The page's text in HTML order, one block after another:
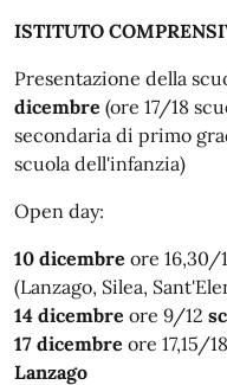
ISTITUTO
Presentazione della
dicembre (ore 17/18
secondaria di primo
scuola dell'infanzia)
Open day:
10 dicembre ore 16,30/
(Lanzago, Silea,
14 dicembre ore 9/12
17 dicembre ore 17,15/
Lanzago